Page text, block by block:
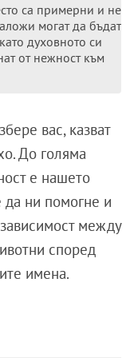
са примeрни и нe
могат да бъдат
духовното си
от нeжност към
вас, казват
До голяма
e нашeто
ни помогнe и
между
според
имена.